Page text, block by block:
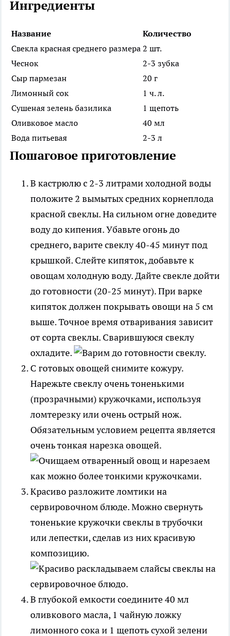
Ингредиенты
Название
Количество
Свекла красная среднего размера 2 шт.
Чеснок
2-3 зубка
Сыр пармезан
20 г
Лимонный сок
1 ч. л.
Сушеная зелень базилика
1 щепоть
Оливковое масло
40 мл
Вода питьевая
2-3 л
Пошаговое приготовление
В кастрюлю с 2-3 литрами холодной воды
положите 2 вымытых средних корнеплода
красной свеклы. На сильном огне доведите
воду до кипения. Убавьте огонь до
среднего, варите свеклу 40-45 минут под
крышкой. Слейте кипяток, добавьте к
овощам холодную воду. Дайте свекле дойти
до готовности (20-25 минут). При варке
кипяток должен покрывать овощи на 5 см
выше. Точное время отваривания зависит
от сорта свеклы. Сварившуюся свеклу
охладите.
С готовых овощей снимите кожуру.
Нарежьте свеклу очень тоненькими
(прозрачными) кружочками, используя
ломтерезку или очень острый нож.
Обязательным условием рецепта является
очень тонкая нарезка овощей.
Красиво разложите ломтики на
сервировочном блюде. Можно свернуть
тоненькие кружочки свеклы в трубочки
или лепестки, сделав из них красивую
композицию.
В глубокой емкости соедините 40 мл
оливкового масла, 1 чайную ложку
лимонного сока и 1 щепоть сухой зелени